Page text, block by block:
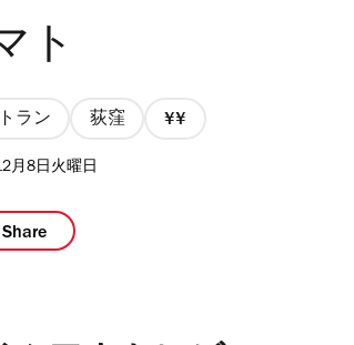
ト
ラン 荻窪
価
月8日火曜日
Share